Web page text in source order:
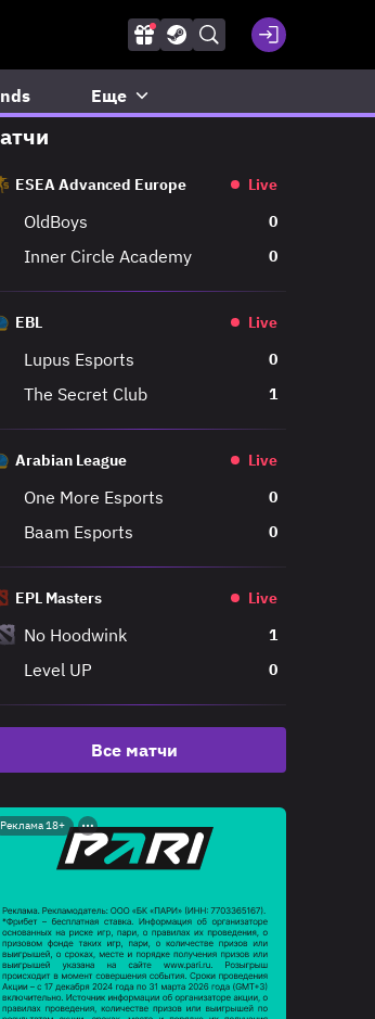
Еще
ESEA Advanced Europe Live
OldBoys 0
Inner Circle Academy 0
EBL Live
Lupus Esports 0
The Secret Club 1
Arabian League Live
One More Esports 0
Baam Esports 0
EPL Masters Live
No Hoodwink 1
Level UP 0
Все матчи
Реклама 18+